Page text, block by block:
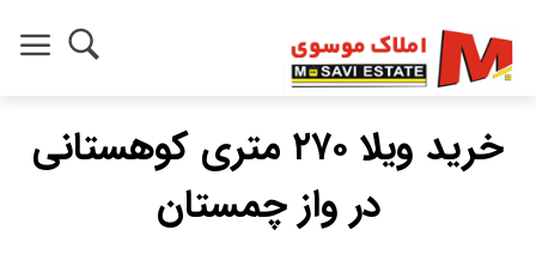
خرید ویلا ۲۷۰ متری کوهستانی
در واز چمستان